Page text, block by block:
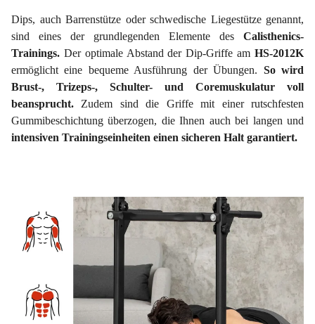
Dips, auch Barrenstütze oder schwedische Liegestütze genannt,
sind eines der grundlegenden Elemente des Calisthenics-
Trainings. Der optimale Abstand der Dip-Griffe amHS-2012K
ermöglicht eine bequeme Ausführung der Übungen. So wird
Brust-, Trizeps-, Schulter- und Coremuskulatur voll
beansprucht. Zudem sind die Griffe mit einer rutschfesten
Gummibeschichtung überzogen, die Ihnen auch bei langen und
intensiven Trainingseinheiten einen sicheren Halt garantiert.